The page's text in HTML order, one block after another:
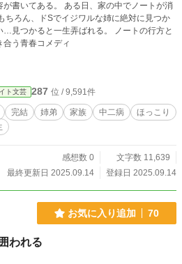
ある日、家の中でノートが消
かると一生弄ばれる。 ノートの行方と
合う青春コメディ
ト文芸 287 位 / 9,591件
完結 姉弟 家族 中二病
ほっこり
感想数 0
文字数 11,639
最終更新日 2025.09.14
登録日 2025.09.14
お気に入り追加 70
われる